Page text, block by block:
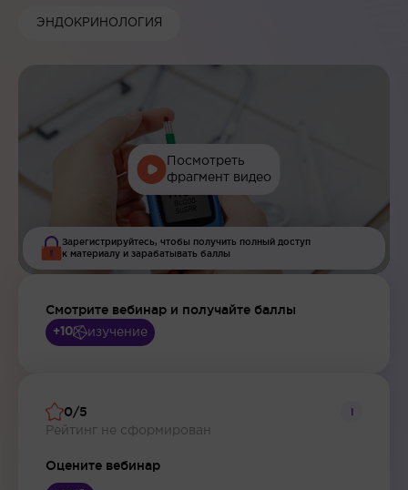
ЭНДОКРИНОЛОГИЯ
Посмотреть
фрагмент видео
Зарегистрируйтесь, чтобы получить полный доступ
к материалу и зарабатывать баллы
Смотрите вебинар и получайте баллы
+10 изучение
0/5
Рейтинг не сформирован
i
Оцените вебинар